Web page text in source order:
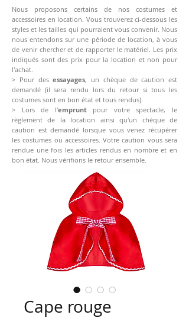
Nous proposons certains de nos costumes et
accessoires en location. Vous trouverez ci-dessous les
styles et les tailles qui pourraient vous convenir. Nous
nous entendons sur une période de location, à vous
de venir chercher et de rapporter le matériel. Les prix
indiqués sont des prix pour la location et non pour
l'achat.
> Pour desessayages, un chèque de caution est
demandé (il sera rendu lors du retour si tous les
costumes sont en bon état et tous rendus).
> Lors de l'empruntpour votre spectacle, le
règlement de la location ainsi qu'un chèque de
caution est demandé lorsque vous venez récupérer
les costumes ou accessoires. Votre caution vous sera
rendue une fois les articles rendus en nombre et en
bon état. Nous vérifions le retour ensemble.
Cape rouge